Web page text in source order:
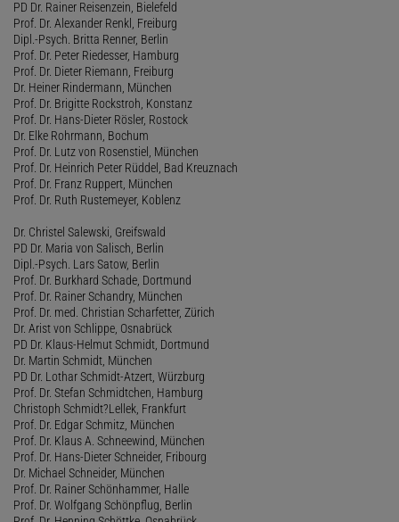
PD Dr. Rainer Reisenzein, Bielefeld
Prof. Dr. Alexander Renkl, Freiburg
Dipl.-Psych. Britta Renner, Berlin
Prof. Dr. Peter Riedesser, Hamburg
Prof. Dr. Dieter Riemann, Freiburg
Dr. Heiner Rindermann, München
Prof. Dr. Brigitte Rockstroh, Konstanz
Prof. Dr. Hans-Dieter Rösler, Rostock
Dr. Elke Rohrmann, Bochum
Prof. Dr. Lutz von Rosenstiel, München
Prof. Dr. Heinrich Peter Rüddel, Bad Kreuznach
Prof. Dr. Franz Ruppert, München
Prof. Dr. Ruth Rustemeyer, Koblenz
Dr. Christel Salewski, Greifswald
PD Dr. Maria von Salisch, Berlin
Dipl.-Psych. Lars Satow, Berlin
Prof. Dr. Burkhard Schade, Dortmund
Prof. Dr. Rainer Schandry, München
Prof. Dr. med. Christian Scharfetter, Zürich
Dr. Arist von Schlippe, Osnabrück
PD Dr. Klaus-Helmut Schmidt, Dortmund
Dr. Martin Schmidt, München
PD Dr. Lothar Schmidt-Atzert, Würzburg
Prof. Dr. Stefan Schmidtchen, Hamburg
Christoph Schmidt?Lellek, Frankfurt
Prof. Dr. Edgar Schmitz, München
Prof. Dr. Klaus A. Schneewind, München
Prof. Dr. Hans-Dieter Schneider, Fribourg
Dr. Michael Schneider, München
Prof. Dr. Rainer Schönhammer, Halle
Prof. Dr. Wolfgang Schönpflug, Berlin